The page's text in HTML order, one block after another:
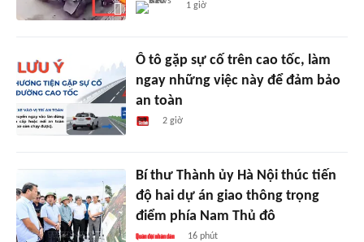
1 giờ
Ô tô gặp sự cố trên cao tốc, làm
ngay những việc này để đảm bảo
an toàn
2 giờ
Bí thư Thành ủy Hà Nội thúc tiến
độ hai dự án giao thông trọng
điểm phía Nam Thủ đô
16 phút